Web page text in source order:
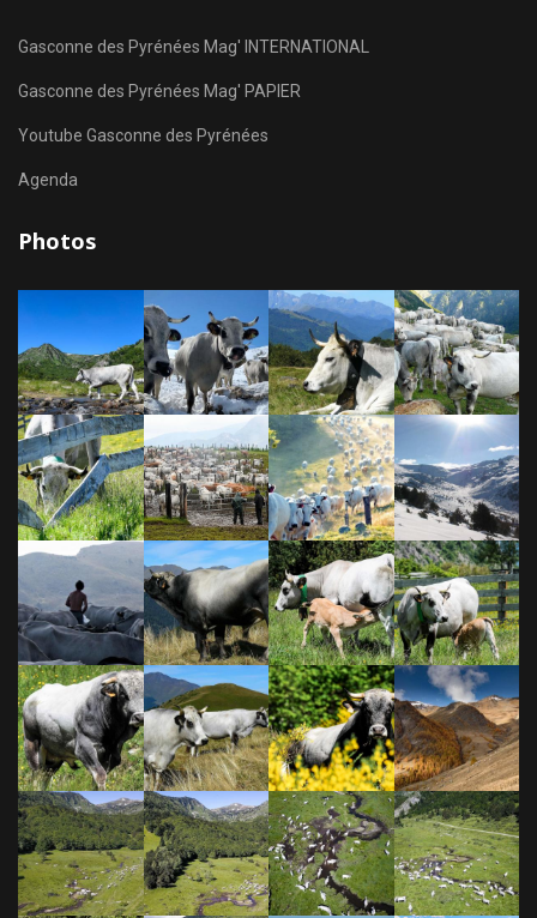
Gasconne des Pyrénées Mag' INTERNATIONAL
Gasconne des Pyrénées Mag' PAPIER
Youtube Gasconne des Pyrénées
Agenda
Photos